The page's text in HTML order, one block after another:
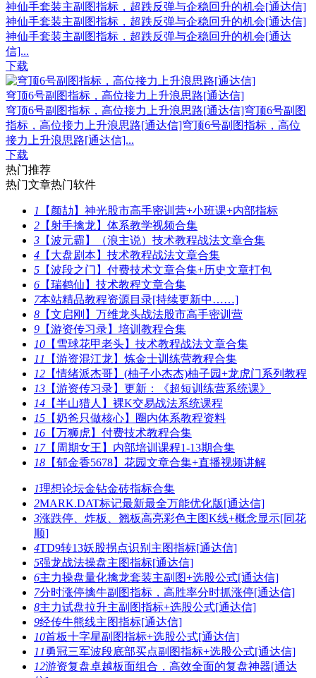
神仙手套装主副图指标，超跌反弹与企稳回升的机会[通达信]
神仙手套装主副图指标，超跌反弹与企稳回升的机会[通达信]
神仙手套装主副图指标，超跌反弹与企稳回升的机会[通达
信]...
下载
穹顶6号副图指标，高位接力上升浪思路[通达信]
穹顶6号副图指标，高位接力上升浪思路[通达信]穹顶6号副图
指标，高位接力上升浪思路[通达信]穹顶6号副图指标，高位
接力上升浪思路[通达信]...
下载
热门推荐
热门文章热门软件
1
【颜劼】神光股市高手密训营+小班课+内部指标
2 【射手擒龙】体系教学视频合集
3 【波元霸】（浪主说）技术教程战法文章合集
4 【大盘剧本】技术教程战法文章合集
5 【波段之门】付费技术文章合集+历史文章打包
6 【瑞鹤仙】技术教程文章合集
7本站精品教程资源目录[持续更新中……]
8 【文启刚】万维龙头战法股市高手密训营
9 【游资传习录】培训教程合集
10 【雪球花甲老头】技术教程战法文章合集
11
【游资混江龙】炼金士训练营教程合集
12 【情绪派杰哥】(柚子小杰杰)柚子园+龙虎门系列教程
13 【游资传习录】更新：《超短训练营系统课》
14 【半山猎人】裸K交易战法系统课程
15 【奶爸只做核心】圈内体系教程资料
16 【万狮虎】付费技术教程合集
17【周期女王】内部培训课程1-13期合集
18 【郁金香5678】花园文章合集+直播视频讲解
1理想论坛金钻金砖指标合集
2MARK.DAT标记最新最全万能优化版[通达信]
3涨跌停、炸板、翘板高亮彩色主图K线+概念显示[同花
顺]
4TD9转13妖股拐点识别主图指标[通达信]
5强龙战法操盘主图指标[通达信]
6主力操盘量化擒龙套装主副图+选股公式[通达信]
7分时涨停擒牛副图指标，高胜率分时抓涨停[通达信]
8主力试盘拉升主副图指标+选股公式[通达信]
9经传牛熊线主图指标[通达信]
10首板十字星副图指标+选股公式[通达信]
11 勇冠三军波段底部买点副图指标+选股公式[通达信]
12游资复盘卓越板面组合，高效全面的复盘神器[通达